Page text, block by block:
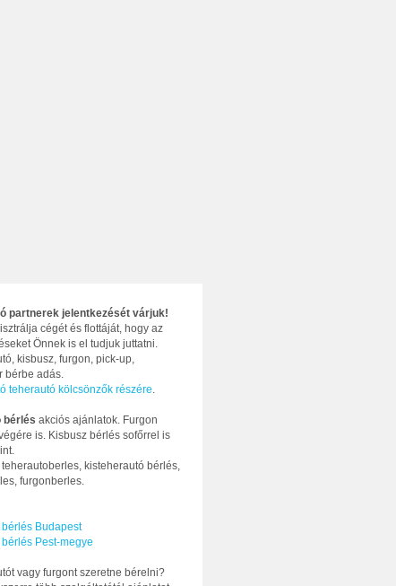
partnerek jelentkezését várjuk!
cégét és flottáját, hogy az
Önnek is el tudjuk juttatni.
kisbusz, furgon, pick-up,
bérbe adás.
teherautó kölcsönzők részére
bérlés akciós ajánlatok. Furgon
is. Kisbusz bérlés sofőrrel is
kisteherautó bérlés,
furgonberles.
Budapest
Pest-megye
vagy furgont szeretne bérelni?